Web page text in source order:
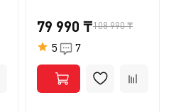
79 990 ₸108 990 ₸
5 7